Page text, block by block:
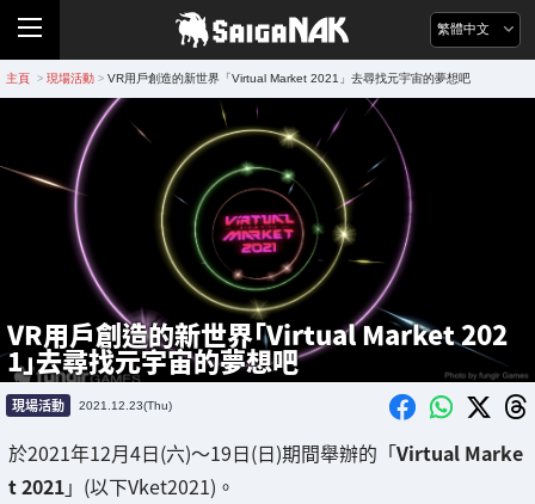
繁體中文
主頁 > 現場活動 > VR用戶創造的新世界「Virtual Market 2021」去尋找元宇宙的夢想吧
VR用戶創造的新世界「Virtual Market 202
1」去尋找元宇宙的夢想吧
現場活動 2021.12.23(Thu)
於2021年12月4日(六)～19日(日)期間舉辦的「Virtual Marke
t 2021」(以下Vket2021)。